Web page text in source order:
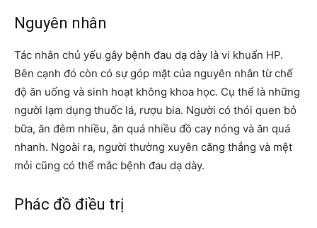
Nguyên nhân
Tác nhân chủ yếu gây bệnh đau dạ dày là vi khuẩn HP.
Bên cạnh đó còn có sự góp mặt của nguyên nhân từ chế
độ ăn uống và sinh hoạt không khoa học. Cụ thể là những
người lạm dụng thuốc lá, rượu bia. Người có thói quen bỏ
bữa, ăn đêm nhiều, ăn quá nhiều đồ cay nóng và ăn quá
nhanh. Ngoài ra, người thường xuyên căng thẳng và mệt
mỏi cũng có thể mắc bệnh đau dạ dày.
Phác đồ điều trị